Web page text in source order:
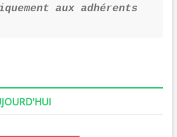
aux adhérents